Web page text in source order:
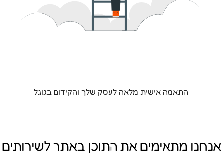
התאמה אישית מלאה לעסק שלך והקידום בגוגל
אנחנו מתאימים את התוכן באתר לשירותים